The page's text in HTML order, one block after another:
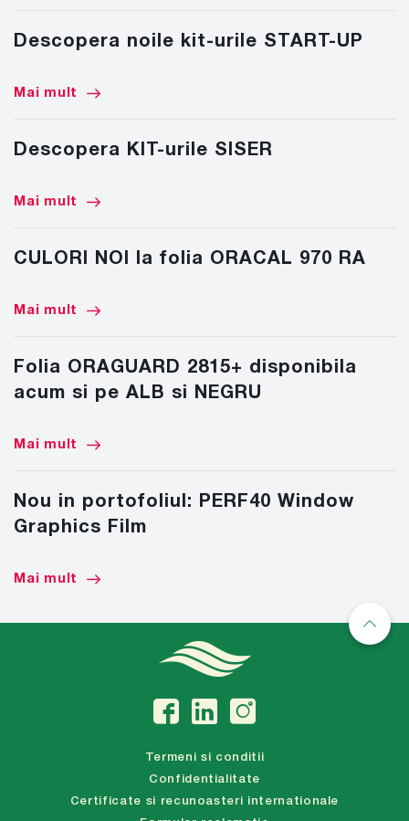
Descopera noile kit-urile START-UP
Mai mult
Descopera KIT-urile SISER
Mai mult
CULORI NOI la folia ORACAL 970 RA
Mai mult
Folia ORAGUARD 2815+ disponibila
acum si pe ALB si NEGRU
Mai mult
Nou in portofoliul: PERF40 Window
Graphics Film
Mai mult
Termeni si conditii
Confidentialitate
Certificate si recunoasteri internationale